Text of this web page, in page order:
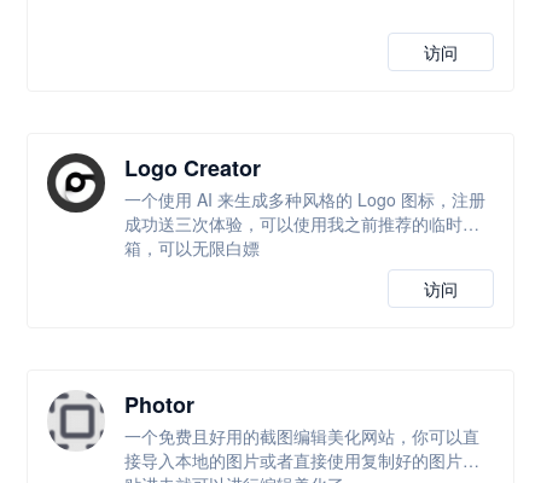
访问
Logo Creator
一个使用 AI 来生成多种风格的 Logo 图标，注册
成功送三次体验，可以使用我之前推荐的临时邮
箱，可以无限白嫖
访问
Photor
一个免费且好用的截图编辑美化网站，你可以直
接导入本地的图片或者直接使用复制好的图片黏